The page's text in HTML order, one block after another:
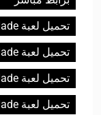
تحميل لعبة Stellar Blade للكمبيوتر
تحميل لعبة Stellar Blade للكمبيوتر الأرشيف
تحميل لعبة Stellar Blade للكمبيوتر برابط مباشر
تحميل لعبة Stellar Blade للكمبيوتر ماناً